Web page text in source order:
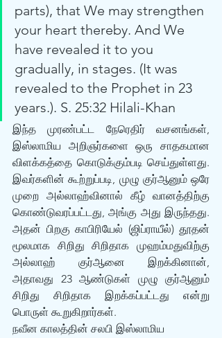
parts), that We may strengthen
your heart thereby. And We
have revealed it to you
gradually, in stages. (It was
revealed to the Prophet in 23
years.). S. 25:32 Hilali-Khan
இந்த முரண்பட்ட நேரெதிர் வசனங்கள்,
இஸ்லாமிய அறிஞர்களை ஒரு சாதகமான
விளக்கத்தை கொடுக்கும்படி செய்துள்ளது.
இவர்களின் கூற்றுப்படி, முழு குர்‍ஆனும் ஒரே
முறை அல்லாஹ்வினால் கீழ் வானத்திற்கு
கொண்டுவரப்பட்டது, அங்கு அது இருந்தது.
அதன் பிறகு காபிரியேல் (ஜிப்ராயீல்) தூதன்
மூலமாக சிறிது சிறிதாக முஹம்மதுவிற்கு
அல்லாஹ் குர்‍ஆனை இறக்கினான்,
அதாவது 23 ஆண்டுகள் முழு குர்‍ஆனும்
சிறிது சிறிதாக இறக்கப்பட்டது என்று
பொருள் கூறுகிறார்கள்.
நவீன காலத்தின் சலபி இஸ்லாமிய